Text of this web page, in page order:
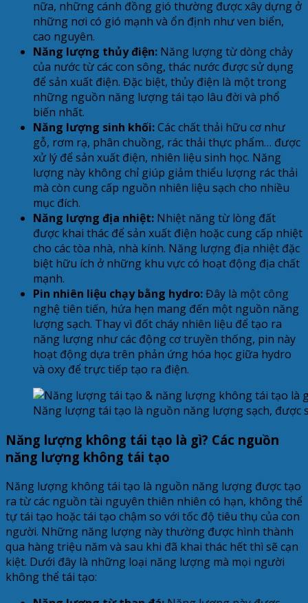
nữa, những cánh đồng gió thường được xây dựng ở
những nơi có gió mạnh và ổn định như ven biển,
cao nguyên.
Năng lượng thủy điện: Năng lượng từ dòng chảy
của nước từ các con sông, thác nước được sử dụng
để sản xuất điện. Đặc biệt, thủy điện là một trong
những nguồn năng lượng tái tạo lâu đời và phổ
biến nhất.
Năng lượng sinh khối:Các chất thải hữu cơ như
gỗ, rơm rạ, phân chuồng, rác thải thực phẩm… được
xử lý để sản xuất điện, nhiên liệu sinh học. Năng
lượng này không chỉ giúp giảm thiểu lượng rác thải
mà còn cung cấp nguồn nhiên liệu sạch cho nhiều
mục đích.
Năng lượng địa nhiệt: Nhiệt năng từ lòng đất
được khai thác để sản xuất điện hoặc cung cấp nhiệt
cho các tòa nhà, nhà kính. Năng lượng địa nhiệt đặc
biệt hữu ích ở những khu vực có hoạt động địa chất
mạnh.
Pin nhiên liệu chạy bằng hydro:Đây là một công
nghệ tiên tiến, hứa hẹn mang đến một nguồn năng
lượng sạch. Thay vì đốt cháy nhiên liệu để tạo ra
năng lượng như các động cơ truyền thống, pin này
hoạt động dựa trên phản ứng hóa học giữa hydro
và oxy để trực tiếp tạo ra điện.
Năng lượng tái tạo là nguồn năng lượng sạch, được
Năng lượng không tái tạo là gì? Các nguồn
năng lượng không tái tạo
Năng lượng không tái tạo là nguồn năng lượng được tạo
ra từ các nguồn tài nguyên thiên nhiên có hạn, không thể
tự tái tạo hoặc tái tạo chậm so với tốc độ tiêu thụ của con
người. Những năng lượng này thường được hình thành
qua hàng triệu năm và sau khi đã khai thác hết thì sẽ cạn
kiệt. Dưới đây là những loại năng lượng mà mọi người
không thể tái tạo: